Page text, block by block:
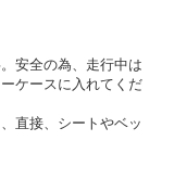
払いを求め、又
できないものとし
従わない場合
に、予約を取消
この場合の予約
安全の為、走行中は
ケースに入れてくだ
直接、シートやベッ